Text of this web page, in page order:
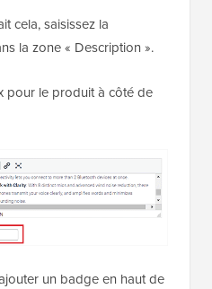
cela, saisissez la
la zone « Description ».
pour le produit à côté de
un badge en haut de